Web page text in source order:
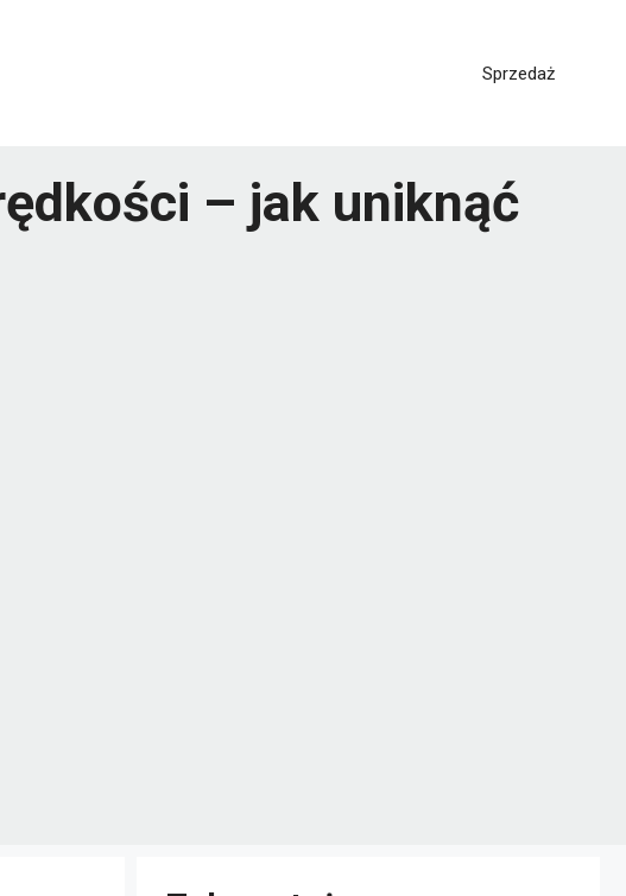
Sprzedaż
– jak uniknąć